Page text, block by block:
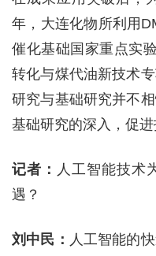
年，大连化物所利用
催化基础国家重点实
转化与煤代油新技术
研究与基础研究并不
基础研究的深入，促进
记者： 人工智能技术
遇？
刘中民： 人工智能的